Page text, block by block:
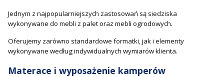
Jednym z najpopularniejszych zastosowań są siedziska
wykonywane do mebli z palet oraz mebli ogrodowych.
Oferujemy zarówno standardowe formatki, jak i elementy
wykonywane według indywidualnych wymiarów klienta.
Materace i wyposażenie kamperów